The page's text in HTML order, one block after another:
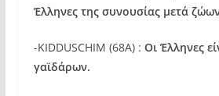
Έλληνες της συνουσίας μετά
-KIDDUSCHIM (68A) : Οι Έλληνες
γαϊδάρων.